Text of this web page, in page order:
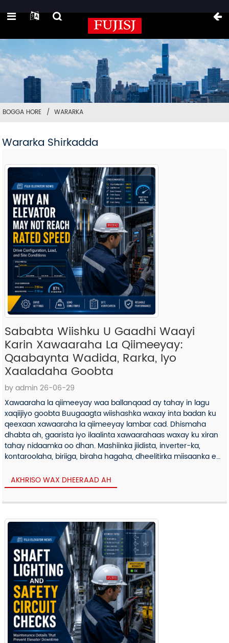
BOGGA HORE WARARKA
Wararka Shirkadda
Sababta Wiishku U Gaadhi Waayi
Karin Xawaaraha La Qiimeeyay:
Qaabaynta Wadida, Rarka, Iyo
Xaaladaha Goobta
by admin 26-06-29
Xawaaraha la qiimeeyay waa ballanqaad ay tahay in lagu
xaqiijiyo goobta Buugaagta wiishashka waxay inta badan ku
qeexaan xawaaraha la qiimeeyay lambar cad. Dhismaha
dhabta ah, gaarista iyo ilaalinta xawaarahaas waxay ku xiran
tahay nidaamka oo dhan. Mashiinka jiidista, inverter-ka,
kontaroolaha, biriiga, biraha hagaha, dheelitirka miisaanka ee
AKHRISO WAX DHEERAAD AH